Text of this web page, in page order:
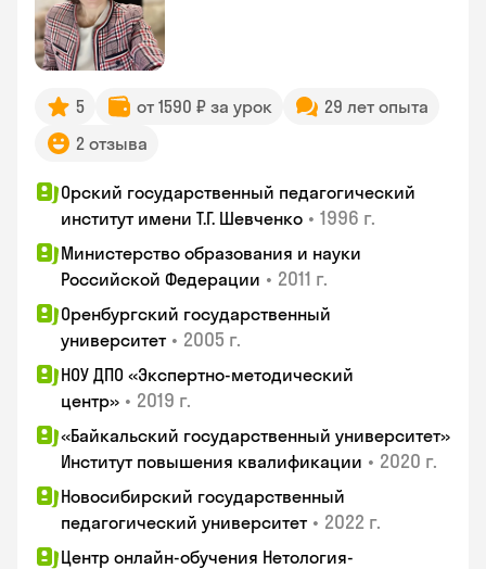
5 от 1590 ₽ за урок
29 лет опыта
2 отзыва
Орский государственный педагогический
институт имени Т.Г. Шевченко • 1996 г.
Министерство образования и науки
Российской Федерации • 2011 г.
Оренбургский государственный
университет • 2005 г.
НОУ ДПО «Экспертно-методический
центр» • 2019 г.
«Байкальский государственный университет»
Институт повышения квалификации • 2020 г.
Новосибирский государственный
педагогический университет • 2022 г.
Центр онлайн-обучения Нетология-